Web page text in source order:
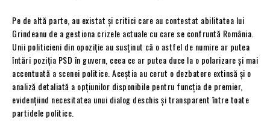
Pe de altă parte, au existat și critici care au contestat abilitatea lui
Grindeanu de a gestiona crizele actuale cu care se confruntă România.
Unii politicieni din opoziție au susținut că o astfel de numire ar putea
întări poziția PSD în guvern, ceea ce ar putea duce la o polarizare și mai
accentuată a scenei politice. Aceștia au cerut o dezbatere extinsă și o
analiză detaliată a opțiunilor disponibile pentru funcția de premier,
evidențiind necesitatea unui dialog deschis și transparent între toate
partidele politice.